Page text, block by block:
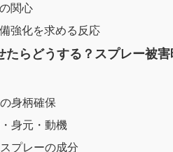
関心
強化を求める反応
たらどうする？スプレー被
身柄確保
身元・動機
プレーの成分